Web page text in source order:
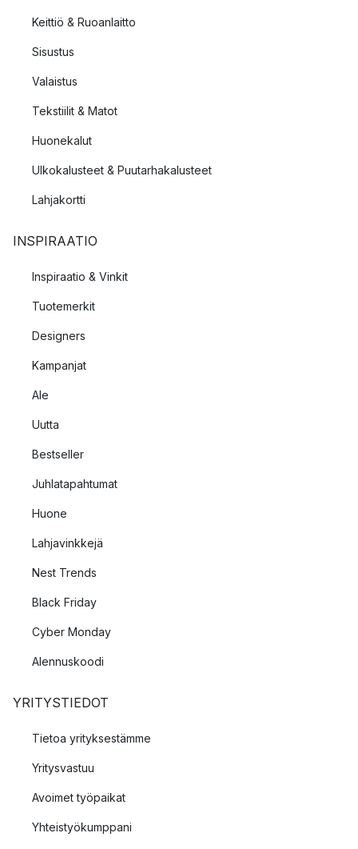
Keittiö & Ruoanlaitto
Sisustus
Valaistus
Tekstiilit & Matot
Huonekalut
Ulkokalusteet & Puutarhakalusteet
Lahjakortti
INSPIRAATIO
Inspiraatio & Vinkit
Tuotemerkit
Designers
Kampanjat
Ale
Uutta
Bestseller
Juhlatapahtumat
Huone
Lahjavinkkejä
Nest Trends
Black Friday
Cyber Monday
Alennuskoodi
YRITYSTIEDOT
Tietoa yrityksestämme
Yritysvastuu
Avoimet työpaikat
Yhteistyökumppani